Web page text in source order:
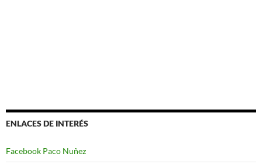
ENLACES DE INTERÉS
Facebook Paco Nuñez